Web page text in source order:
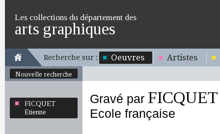
Les collections du département des
arts graphiques
Recherche sur : Oeuvres Artistes
Nouvelle recherche
FICQUET
Etienne
Gravé par
Ecole française